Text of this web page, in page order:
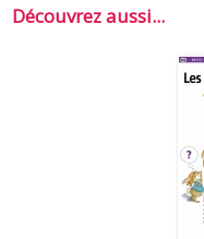
Découvrez aussi...